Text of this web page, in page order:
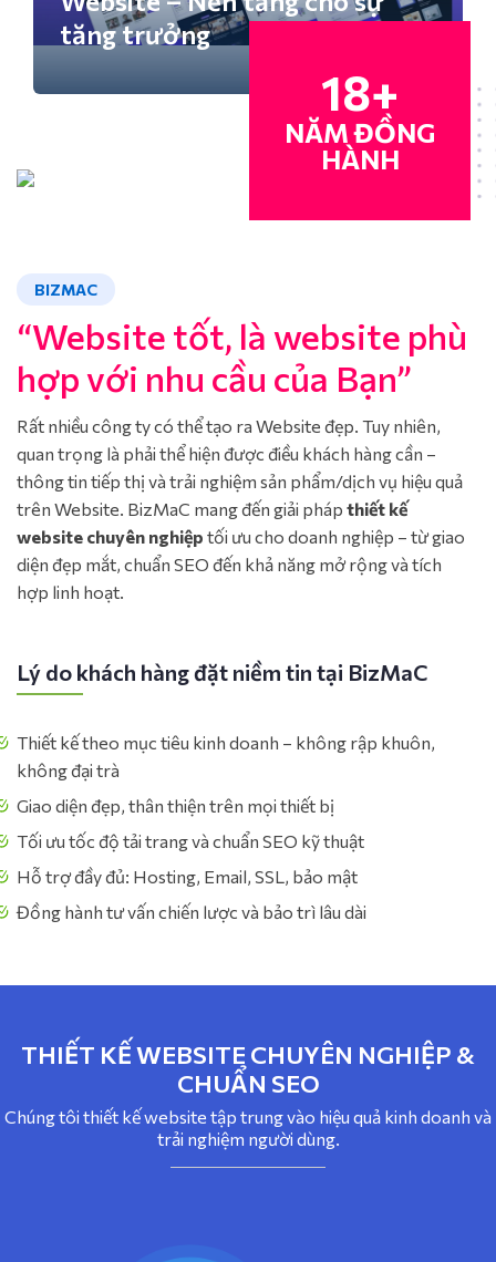
tăng trưởng
18+
NĂM ĐỒNG
HÀNH
BIZMAC
“Website tốt, là website phù
hợp với nhu cầu của Bạn”
Rất nhiều công ty có thể tạo ra Website đẹp. Tuy nhiên,
quan trọng là phải thể hiện được điều khách hàng cần –
thông tin tiếp thị và trải nghiệm sản phẩm/dịch vụ hiệu quả
trên Website. BizMaC mang đến giải pháp thiết kế
website chuyên nghiệp tối ưu cho doanh nghiệp – từ giao
diện đẹp mắt, chuẩn SEO đến khả năng mở rộng và tích
hợp linh hoạt.
Lý do khách hàng đặt niềm tin tại BizMaC
Thiết kế theo mục tiêu kinh doanh – không rập khuôn,
không đại trà
Giao diện đẹp, thân thiện trên mọi thiết bị
Tối ưu tốc độ tải trang và chuẩn SEO kỹ thuật
Hỗ trợ đầy đủ: Hosting, Email, SSL, bảo mật
Đồng hành tư vấn chiến lược và bảo trì lâu dài
THIẾT KẾ WEBSITE CHUYÊN NGHIỆP &
CHUẨN SEO
Chúng tôi thiết kế website tập trung vào hiệu quả kinh doanh và
trải nghiệm người dùng.